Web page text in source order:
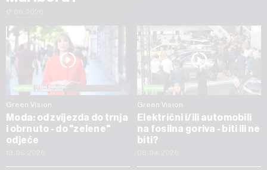
Green Vision
Moda: od zvijezda do trnja
i obrnuto - do "zelene"
odjeće
Green Vision
Električni i/ili automobili
na fosilna goriva - biti ili ne
biti?